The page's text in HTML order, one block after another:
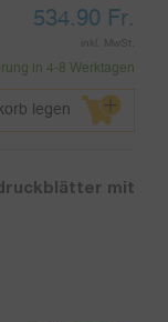
534.90 Fr.
inkl. MwSt.
in 4-8 Werktagen
legen
mit